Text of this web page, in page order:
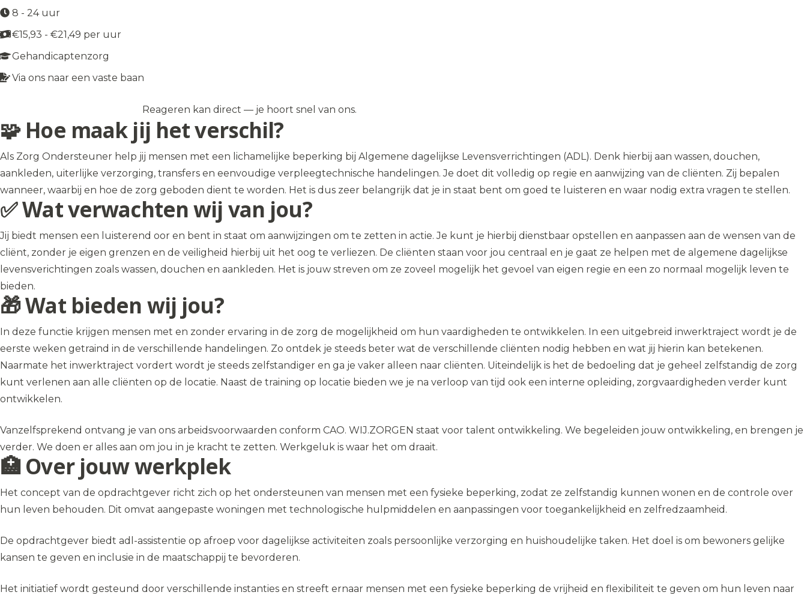
8 - 24 uur
€15,93 - €21,49 per uur
Gehandicaptenzorg
Via ons naar een vaste baan
Reageren kan direct — je hoort snel van ons.
🧩 Hoe maak jij het verschil?
Als Zorg Ondersteuner help jij mensen met een lichamelijke beperking bij Algemene dagelijkse Levensverrichtingen (ADL). Denk hierbij aan wassen, douchen,
aankleden, uiterlijke verzorging, transfers en eenvoudige verpleegtechnische handelingen. Je doet dit volledig op regie en aanwijzing van de cliënten. Zij bepalen
wanneer, waarbij en hoe de zorg geboden dient te worden. Het is dus zeer belangrijk dat je in staat bent om goed te luisteren en waar nodig extra vragen te stellen.
✅ Wat verwachten wij van jou?
Jij biedt mensen een luisterend oor en bent in staat om aanwijzingen om te zetten in actie. Je kunt je hierbij dienstbaar opstellen en aanpassen aan de wensen van de
cliënt, zonder je eigen grenzen en de veiligheid hierbij uit het oog te verliezen. De cliënten staan voor jou centraal en je gaat ze helpen met de algemene dagelijkse
levensverichtingen zoals wassen, douchen en aankleden. Het is jouw streven om ze zoveel mogelijk het gevoel van eigen regie en een zo normaal mogelijk leven te
bieden.
🎁 Wat bieden wij jou?
In deze functie krijgen mensen met en zonder ervaring in de zorg de mogelijkheid om hun vaardigheden te ontwikkelen. In een uitgebreid inwerktraject wordt je de
eerste weken getraind in de verschillende handelingen. Zo ontdek je steeds beter wat de verschillende cliënten nodig hebben en wat jij hierin kan betekenen.
Naarmate het inwerktraject vordert wordt je steeds zelfstandiger en ga je vaker alleen naar cliënten. Uiteindelijk is het de bedoeling dat je geheel zelfstandig de zorg
kunt verlenen aan alle cliënten op de locatie. Naast de training op locatie bieden we je na verloop van tijd ook een interne opleiding, zorgvaardigheden verder kunt
ontwikkelen.
Vanzelfsprekend ontvang je van ons arbeidsvoorwaarden conform CAO. WIJ.ZORGEN staat voor talent ontwikkeling. We begeleiden jouw ontwikkeling, en brengen je
verder. We doen er alles aan om jou in je kracht te zetten. Werkgeluk is waar het om draait.
🏥 Over jouw werkplek
Het concept van de opdrachtgever richt zich op het ondersteunen van mensen met een fysieke beperking, zodat ze zelfstandig kunnen wonen en de controle over
hun leven behouden. Dit omvat aangepaste woningen met technologische hulpmiddelen en aanpassingen voor toegankelijkheid en zelfredzaamheid.
De opdrachtgever biedt adl-assistentie op afroep voor dagelijkse activiteiten zoals persoonlijke verzorging en huishoudelijke taken. Het doel is om bewoners gelijke
kansen te geven en inclusie in de maatschappij te bevorderen.
Het initiatief wordt gesteund door verschillende instanties en streeft ernaar mensen met een fysieke beperking de vrijheid en flexibiliteit te geven om hun leven naar